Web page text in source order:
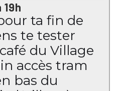
ta fin de
te tester
du Village
accès tram
bas du